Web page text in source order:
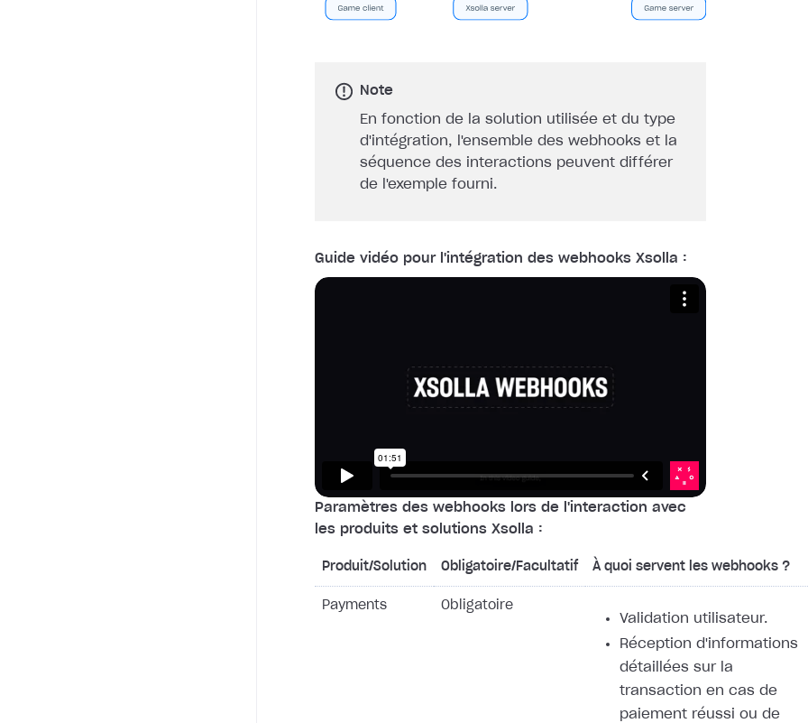
Note
En fonction de la solution utilisée et du type
d'intégration, l'ensemble des webhooks et la
séquence des interactions peuvent différer
de l'exemple fourni.
Guide vidéo pour l'intégration des webhooks Xsolla :
Paramètres des webhooks lors de l'interaction avec
les produits et solutions Xsolla :
Produit/Solution Obligatoire/Facultatif À quoi servent les webhooks ?
Payments Obligatoire
Validation utilisateur.
Réception d'informations
détaillées sur la
transaction en cas de
paiement réussi ou de